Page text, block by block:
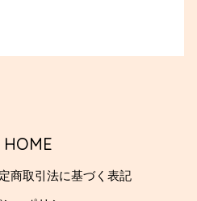
商取引法に基づく表記